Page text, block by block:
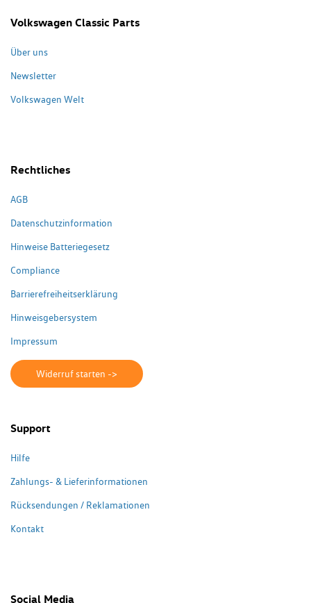
Volkswagen Classic Parts
Über uns
Newsletter
Volkswagen Welt
Rechtliches
AGB
Datenschutzinformation
Hinweise Batteriegesetz
Compliance
Barrierefreiheitserklärung
Hinweisgebersystem
Impressum
Widerruf starten ->
Support
Hilfe
Zahlungs- & Lieferinformationen
Rücksendungen / Reklamationen
Kontakt
Social Media